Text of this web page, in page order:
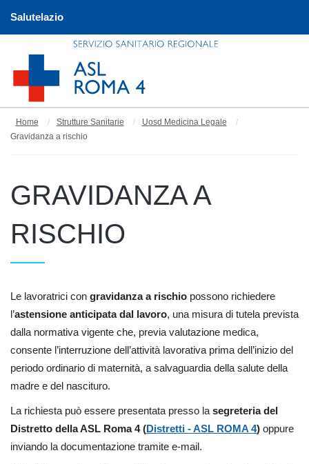
Salutelazio
Home Strutture Sanitarie
Uosd Medicina Legale
Gravidanza a rischio
GRAVIDANZA A
RISCHIO
Le lavoratrici con gravidanza a rischio possono richiedere
l’astensione anticipata dal lavoro, una misura di tutela prevista
dalla normativa vigente che, previa valutazione medica,
consente l’interruzione dell’attività lavorativa prima dell’inizio del
periodo ordinario di maternità, a salvaguardia della salute della
madre e del nascituro.
La richiesta può essere presentata presso la segreteria del
Distretto della ASL Roma 4 (Distretti - ASL ROMA 4) oppure
inviando la documentazione tramite e-mail.